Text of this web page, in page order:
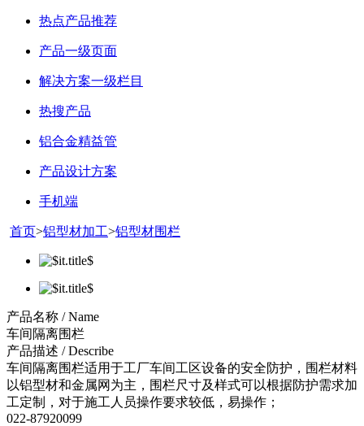
热点产品推荐
产品一级页面
解决方案一级栏目
热搜产品
铝合金精益管
产品设计方案
手机端
首页>铝型材加工>铝型材围栏
产品名称 / Name
车间隔离围栏
产品描述 / Describe
车间隔离围栏适用于工厂车间工区设备的安全防护，围栏材料
以铝型材和金属网为主，围栏尺寸及样式可以根据防护需求加
工定制，对于施工人员操作要求较低，易操作；
022-87920099